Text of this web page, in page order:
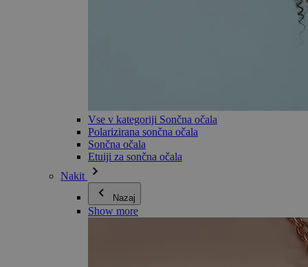
Vse v kategoriji Sončna očala
Polarizirana sončna očala
Sončna očala
Etuiji za sončna očala
Nakit
Nazaj
Show more